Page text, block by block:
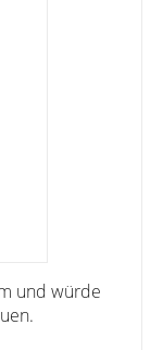
und würde